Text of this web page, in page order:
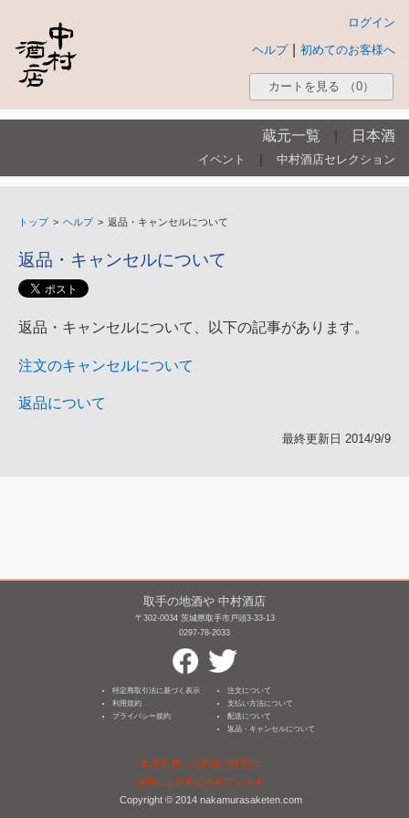
ログイン
初めてのお客様へ
ヘルプ
カートを見る （0）
蔵元一覧 日本酒
イベント 中村酒店セレクション
トップ > ヘルプ > 返品・キャンセルについて
返品・キャンセルについて
返品・キャンセルについて、以下の記事があります。
注文のキャンセルについて
返品について
最終更新日 2014/9/9
取手の地酒や 中村酒店
〒302-0034 茨城県取手市戸頭3-33-13
0297-78-2033
特定商取引法に基づく表示
利用規約
プライバシー規約
注文について
支払い方法について
配送について
返品・キャンセルについて
未成年者へのお酒の販売は、
法律により禁止されています。
Copyright © 2014 nakamurasaketen.com